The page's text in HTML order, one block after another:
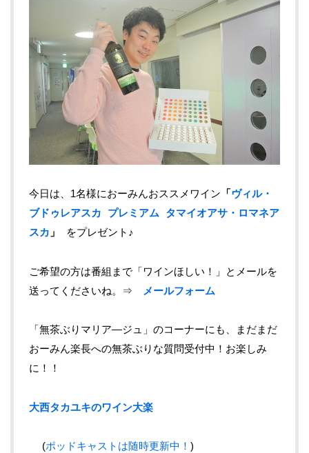
今日は、1名様におーみんおススメワイン 「ヴィル・
ブドゥレアスカ プレミアム タマイオアサ・ロマネア
スカ 」 をプレゼント♪
ご希望の方は番組まで「ワインほしい！」とメールを
送ってくださいね。⇒
メールフォーム
「無茶ぶりマリア―ジュ」のコーナーにも、まだまだ
おーみん楽長への無茶ぶりな質問受付中！お楽しみ
に！！
大西タカユキのワイン大楽
(ポッドキャストは随時更新中！ )